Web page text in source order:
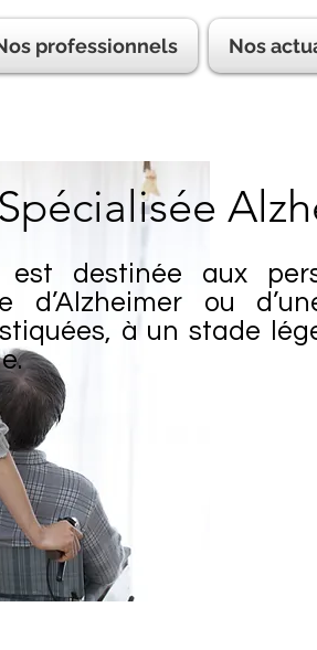
professionnels Nos
est destinée aux
d’Alzheimer ou
à un stade